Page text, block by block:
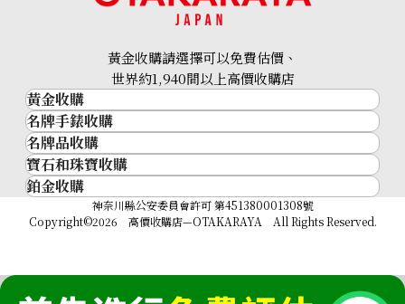
黃金收購請選擇可以免費估價、
世界約1,940間以上高價收購店
黃金收購
黃金･金條
金條
金幣及銀幣
過去十年黃金價格
金飾
名牌手錶收購
名牌手錶收購
勞力士 (Rolex)
Patek Philippe
Audemars Piguet
名牌品收購
名牌品收購
HERMES
LOUIS VUITTON
CHANEL
CELINE
寶石和珠寶收購
寶石和珠寶
祖母綠
紅寶石
鉑金收購
神奈川縣公安委員會許可 第451380001308號
Copyright©2026 高價收購店—OTAKARAYA All Rights Reserved.